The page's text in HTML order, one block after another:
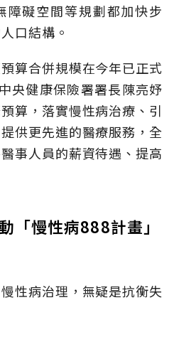
障礙空間等規劃都加快步
口結構。
算合併規模在今年已正式
央健康保險署署長陳亮妤
算，落實慢性病治療、引
供更先進的醫療服務，全
事人員的薪資待遇、提高
「慢性病888計畫」
性病治理，無疑是抗衡失